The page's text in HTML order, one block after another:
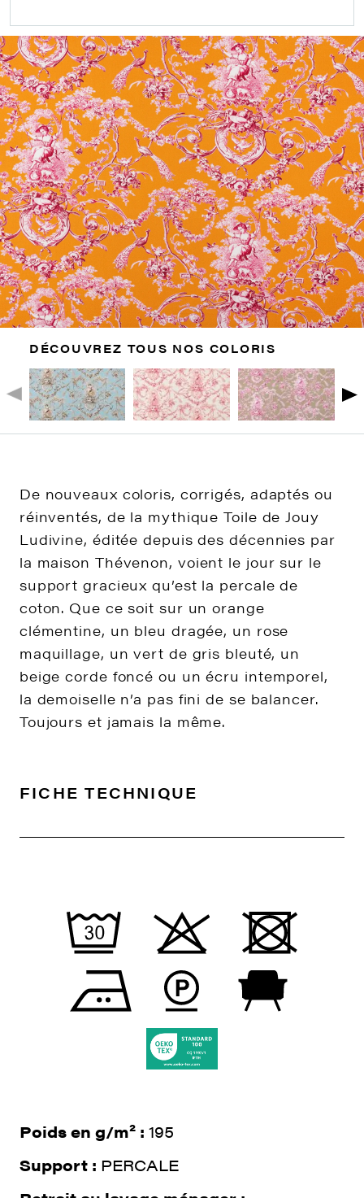
DÉCOUVREZ TOUS NOS COLORIS
De nouveaux coloris, corrigés, adaptés ou
réinventés, de la mythique Toile de Jouy
Ludivine, éditée depuis des décennies par
la maison Thévenon, voient le jour sur le
support gracieux qu’est la percale de
coton. Que ce soit sur un orange
clémentine, un bleu dragée, un rose
maquillage, un vert de gris bleuté, un
beige corde foncé ou un écru intemporel,
la demoiselle n’a pas fini de se balancer.
Toujours et jamais la même.
FICHE TECHNIQUE
Poids en g/m² : 195
Support : PERCALE